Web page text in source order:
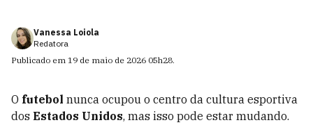
Vanessa Loiola
Redatora
Publicado em 19 de maio de 2026 05h28.
O futebol nunca ocupou o centro da cultura esportiva
dos Estados Unidos, mas isso pode estar mudando.